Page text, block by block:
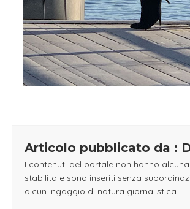
Articolo pubblicato da :
I contenuti del portale non hanno
stabilita e sono inseriti senza
alcun ingaggio di natura giornalistica